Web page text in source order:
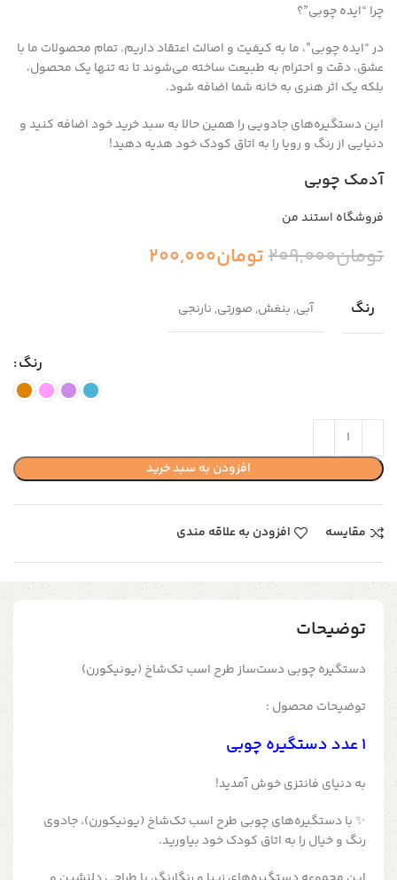
چرا “ایده چوبی”؟
در “ایده چوبی”، ما به کیفیت و اصالت اعتقاد داریم. تمام محصولات ما با
عشق، دقت و احترام به طبیعت ساخته می‌شوند تا نه تنها یک محصول،
بلکه یک اثر هنری به خانه شما اضافه شود.
این دستگیره‌های جادویی را همین حالا به سبد خرید خود اضافه کنید و
دنیایی از رنگ و رویا را به اتاق کودک خود هدیه دهید!
آدمک چوبی
فروشگاه استند من
تومان209,000تومان200,000
رنگ آبی, بنغش, صورتی, نارنجی
رنگ
افزودن به سبد خرید
مقایسه افزودن به علاقه مندی
توضیحات
دستگیره چوبی دست‌ساز طرح اسب تک‌شاخ (یونیکورن)
توضیحات محصول :
1 عدد دستگیره چوبی
به دنیای فانتزی خوش آمدید!
✨ با دستگیره‌های چوبی طرح اسب تک‌شاخ (یونیکورن)، جادوی
رنگ و خیال را به اتاق کودک خود بیاورید.